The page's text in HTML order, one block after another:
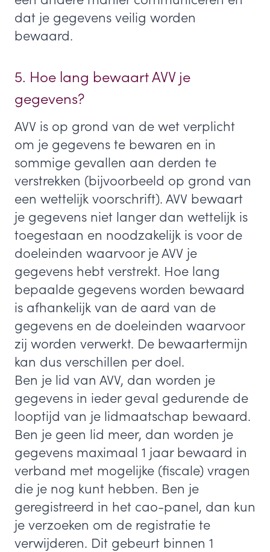
dat je gegevens veilig worden
bewaard.
5. Hoe lang bewaart AVV je
gegevens?
AVV is op grond van de wet verplicht
om je gegevens te bewaren en in
sommige gevallen aan derden te
verstrekken (bijvoorbeeld op grond van
een wettelijk voorschrift). AVV bewaart
je gegevens niet langer dan wettelijk is
toegestaan en noodzakelijk is voor de
doeleinden waarvoor je AVV je
gegevens hebt verstrekt. Hoe lang
bepaalde gegevens worden bewaard
is afhankelijk van de aard van de
gegevens en de doeleinden waarvoor
zij worden verwerkt. De bewaartermijn
kan dus verschillen per doel.
Ben je lid van AVV, dan worden je
gegevens in ieder geval gedurende de
looptijd van je lidmaatschap bewaard.
Ben je geen lid meer, dan worden je
gegevens maximaal 1 jaar bewaard in
verband met mogelijke (fiscale) vragen
die je nog kunt hebben. Ben je
geregistreerd in het cao-panel, dan kun
je verzoeken om de registratie te
verwijderen. Dit gebeurt binnen 1